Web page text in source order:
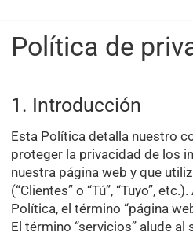
Política de
1. Introducción
Esta Política detalla nuestro
proteger la privacidad de los
nuestra página web y que
(“Clientes” o “Tú”, “Tuyo”,
Política, el término “página
El término “servicios” alude